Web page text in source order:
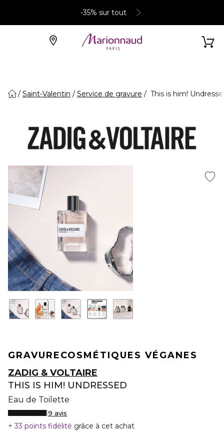
-35% sur tout
Saint-Valentin Service de gravure This is him!
GRAVURECOSMÉTIQUES VÉGANES
ZADIG & VOLTAIRE
THIS IS HIM! UNDRESSED
Eau de Toilette
9 avis
33 points fidélité grâce à cet achat